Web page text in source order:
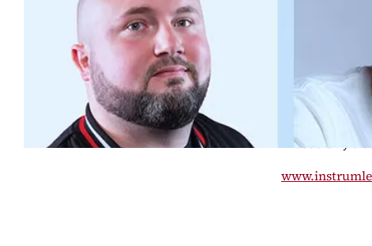
Quel est le
Crausaz et
haute voltige
des éclats
AvecJeremy